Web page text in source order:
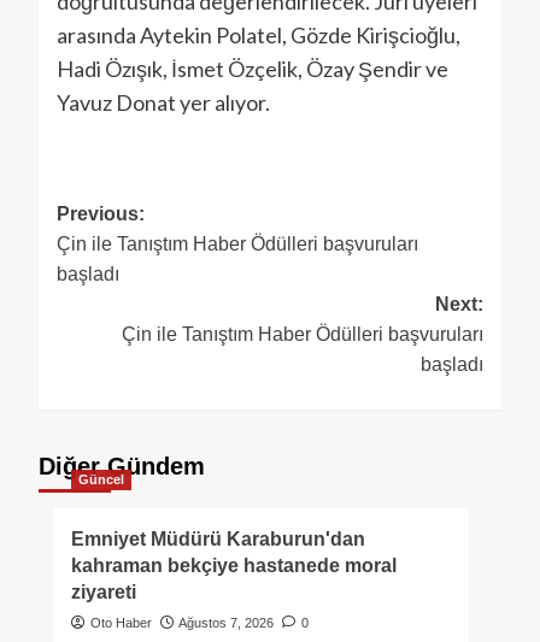
arasında Aytekin Polatel, Gözde Kirişcioğlu,
Hadi Özışık, İsmet Özçelik, Özay Şendir ve
Yavuz Donat yer alıyor.
Previous:
Çin ile Tanıştım Haber Ödülleri başvuruları
başladı
Next:
Çin ile Tanıştım Haber Ödülleri başvuruları
başladı
Diğer Gündem
Güncel
Emniyet Müdürü Karaburun'dan
kahraman bekçiye hastanede moral
ziyareti
Oto Haber Ağustos 7, 2026 0